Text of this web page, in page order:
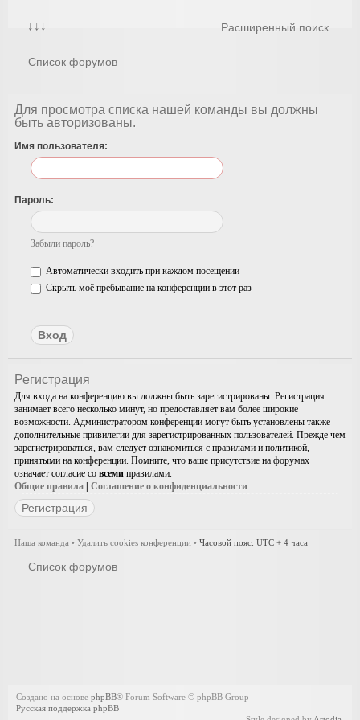
↓↓↓ Расширенный поиск
Список форумов
Для просмотра списка нашей команды вы должны
быть авторизованы.
Имя пользователя:
Пароль:
Забыли пароль?
Автоматически входить при каждом посещении
Скрыть моё пребывание на конференции в этот раз
Регистрация
Для входа на конференцию вы должны быть зарегистрированы. Регистрация
занимает всего несколько минут, но предоставляет вам более широкие
возможности. Администратором конференции могут быть установлены также
дополнительные привилегии для зарегистрированных пользователей. Прежде чем
зарегистрироваться, вам следует ознакомиться с правилами и политикой,
принятыми на конференции. Помните, что ваше присутствие на форумах
означает согласие со всеми правилами.
Общие правила
Соглашение о конфиденциальности
Регистрация
Наша команда • Удалить cookies конференции • Часовой пояс: UTC + 4 часа
Список форумов
Создано на основе phpBB® Forum Software © phpBB Group
Русская поддержка phpBB